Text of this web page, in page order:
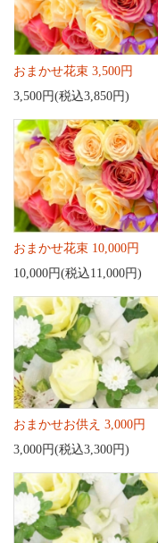
おまかせ花束 3,500円
3,500円(税込3,850円)
おまかせ花束 10,000円
10,000円(税込11,000円)
おまかせお供え 3,000円
3,000円(税込3,300円)